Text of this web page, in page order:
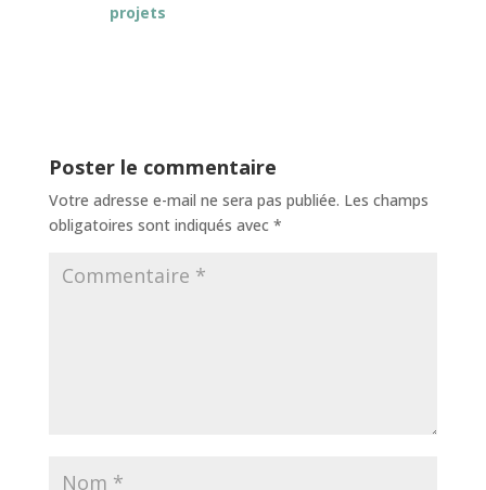
projets
Poster le commentaire
Votre adresse e-mail ne sera pas publiée. Les champs
obligatoires sont indiqués avec *